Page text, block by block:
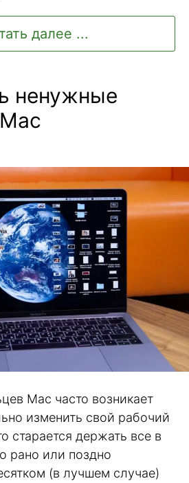
далее ...
ненужные
Mac часто возникает
изменить свой рабочий
старается держать все в
рано или поздно
(в лучшем случае)